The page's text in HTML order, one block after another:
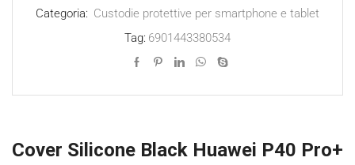
quantità
Categoria: Custodie protettive per smartphone e tablet
Tag: 6901443380534
Cover Silicone Black Huawei P40 Pro+